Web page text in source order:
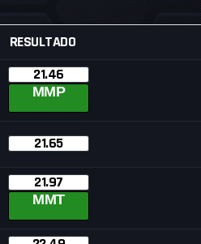
RESULTADO
21.46
MMP
21.65
21.97
MMT